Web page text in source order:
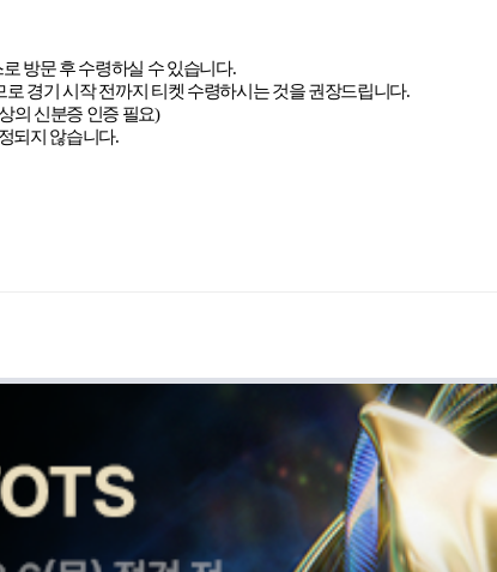
방문 후 수령하실 수 있습니다.
경기 시작 전까지 티켓 수령하시는 것을 권장드립니다.
의 신분증 인증 필요)
되지 않습니다.